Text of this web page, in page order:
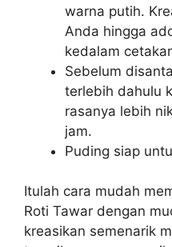
warna putih.
Anda hingga
kedalam
Sebelum
terlebih dahulu
rasanya lebih
jam.
Puding siap
Itulah cara mudah
Roti Tawar dengan
kreasikan semenarik